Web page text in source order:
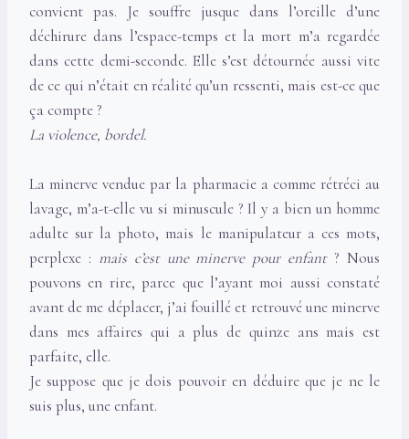
convient pas. Je souffre jusque dans l’oreille d’une
déchirure dans l’espace-temps et la mort m’a regardée
dans cette demi-seconde. Elle s’est détournée aussi vite
de ce qui n’était en réalité qu’un ressenti, mais est-ce que
ça compte ?
La violence, bordel.
La minerve vendue par la pharmacie a comme rétréci au
lavage, m’a-t-elle vu si minuscule ? Il y a bien un homme
adulte sur la photo, mais le manipulateur a ces mots,
perplexe : mais c’est une minerve pour enfant? Nous
pouvons en rire, parce que l’ayant moi aussi constaté
avant de me déplacer, j’ai fouillé et retrouvé une minerve
dans mes affaires qui a plus de quinze ans mais est
parfaite, elle.
Je suppose que je dois pouvoir en déduire que je ne le
suis plus, une enfant.